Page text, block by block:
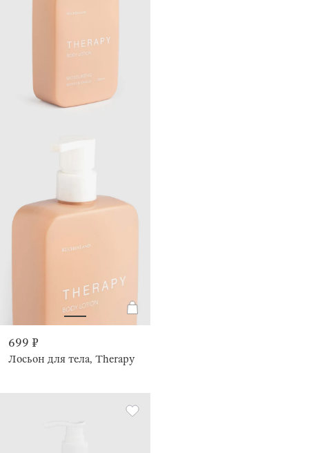
699 ₽
Лосьон для тела, Therapy